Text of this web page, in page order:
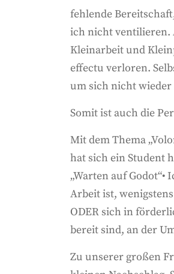
fehlende
ich nicht ventilieren.
Kleinarbeit und
effectu verloren.
um sich nicht wieder
Somit ist auch die
Mit dem Thema
hat sich ein Student
„Warten auf
Arbeit ist,
ODER sich in
bereit sind, an der
Zu unserer großen